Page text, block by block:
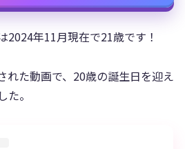
2024年11月現在で21歳です！
れた動画で、20歳の誕生日を迎え
。